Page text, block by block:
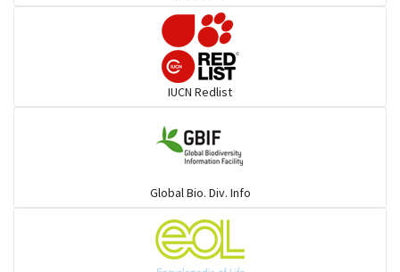
শাপলাপাতা ও সহজাত
IUCN Redlist
Global Bio. Div. Info